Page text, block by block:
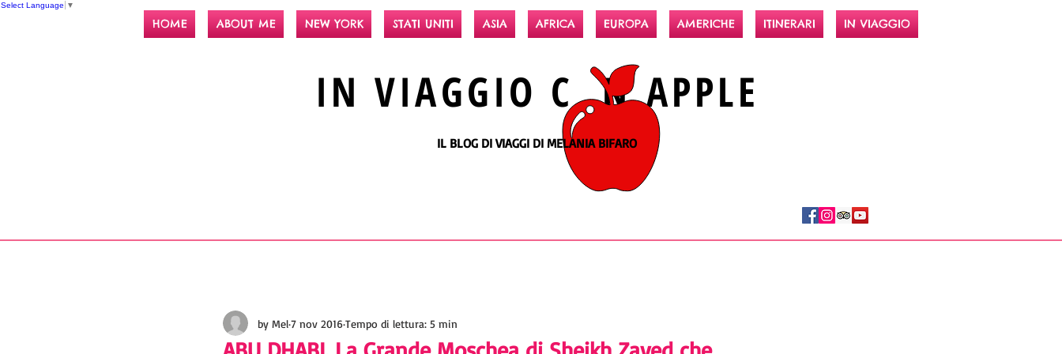
Select Language ▼
HOME ABOUT ME NEW YORK STATI UNITI ASIA AFRICA EUROPA AMERICHE ITINERARI IN VIAGGIO
IN VIAGGIO C NAPPLE
IL BLOG DI VIAGGI DI MELANIA BIFARO
by Mel7 nov 2016Tempo di lettura: 5 min